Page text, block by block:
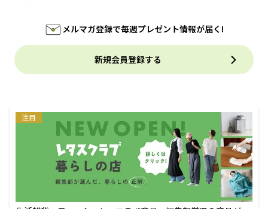
メルマガ登録で毎週プレゼント情報が届く!
新規会員登録する
注目